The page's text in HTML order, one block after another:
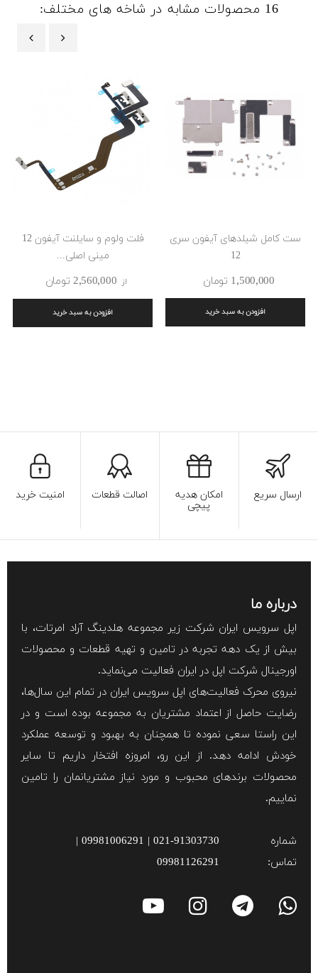
16 محصولات مشابه در شاخه های مختلف:
ست کامل شیلدهای آیفون سری
12
1٬500٬000 ‎تومان
افزودن به سبد خرید
فلت ولوم و سایلنت آیفون 12
مینی اصلی...
از 2٬560٬000 ‎تومان
افزودن به سبد خرید
ارسال سریع امکان هدیه
پیچی
اصالت قطعات امنیت خرید
درباره ما
اپل سرویس ایران شرکت زیر مجموعه هلدینگ آراد امرتات، با
بیش از یک دهه تجربه در تامین و تهیه قطعات و محصولات
اورجینال شرکت اپل در ایران فعالیت می‌نماید.
نیروی محرک فعالیت‌های اپل سرویس ایران در تمام این سال‌ها،
رضایت حاصل از اعتماد مشتریان به مجموعه بوده است و در
این راستا سعی نموده تا همچنان به بهبود و توسعه عملکرد
خودش ادامه دهد. از این رو، امروزه افتخار داریم تا سایر
محصولات برند‌های محبوب و مورد نیاز مشتریانمان را تامین
نماییم.
شماره
تماس:
021-91303730 | 09981006291 |
09981126291